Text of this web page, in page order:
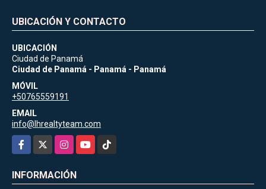
UBICACIÓN Y CONTACTO
UBICACIÓN
Ciudad de Panamá
Ciudad de Panamá - Panamá - Panamá
MÓVIL
+50765559191
EMAIL
info@lhrealtyteam.com
Facebook
InstagramYouTubeTikTok
INFORMACIÓN